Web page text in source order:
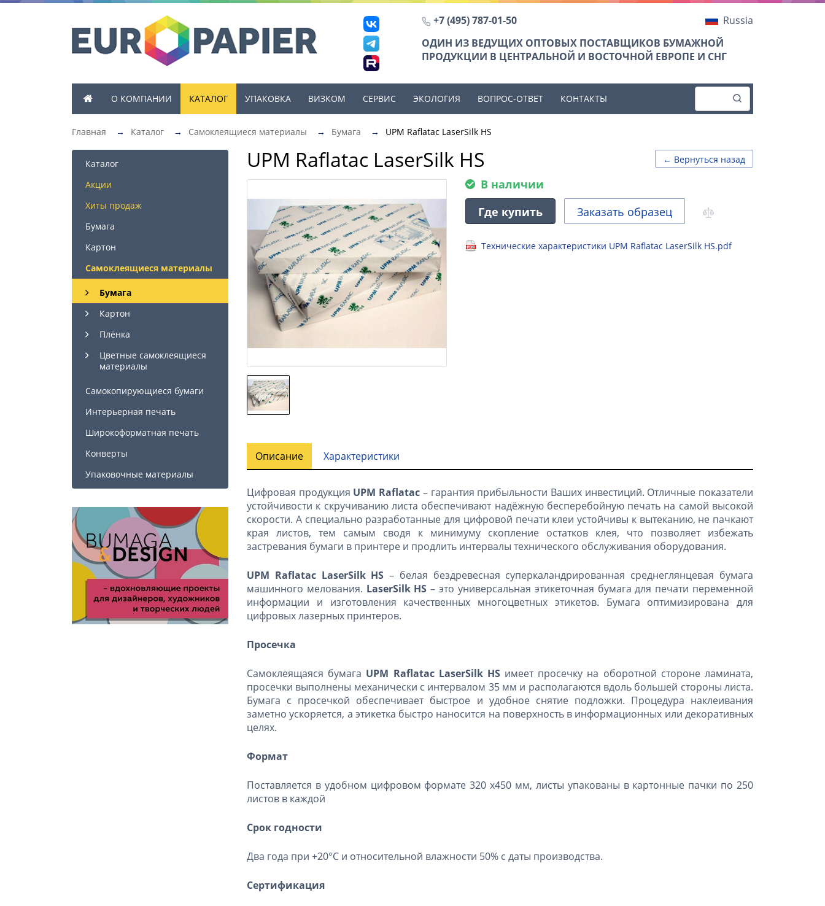
+7 (495) 787-01-50
Russia
ОДИН ИЗ ВЕДУЩИХ ОПТОВЫХ ПОСТАВЩИКОВ БУМАЖНОЙ
ПРОДУКЦИИ В ЦЕНТРАЛЬНОЙ И ВОСТОЧНОЙ ЕВРОПЕ И СНГ
О КОМПАНИИ КАТАЛОГ УПАКОВКА ВИЗКОМ СЕРВИС ЭКОЛОГИЯ ВОПРОС-ОТВЕТ КОНТАКТЫ
Главная → Каталог → Самоклеящиеся материалы → Бумага → UPM Raflatac LaserSilk HS
Каталог
Акции
Хиты продаж
Бумага
Картон
Самоклеящиеся материалы
Бумага
Картон
Плёнка
Цветные cамоклеящиеся
материалы
Самокопирующиеся бумаги
Интерьерная печать
Широкоформатная печать
Конверты
Упаковочные материалы
← Вернуться назад
UPM Raflatac LaserSilk HS
В наличии
Где купить
Заказать образец
Технические характеристики UPM Raflatac LaserSilk HS.pdf
Описание Характеристики
Цифровая продукция UPM Raflatac – гарантия прибыльности Ваших инвестиций. Отличные показатели
устойчивости к скручиванию листа обеспечивают надёжную бесперебойную печать на самой высокой
скорости. А специально разработанные для цифровой печати клеи устойчивы к вытеканию, не пачкают
края листов, тем самым сводя к минимуму скопление остатков клея, что позволяет избежать
застревания бумаги в принтере и продлить интервалы технического обслуживания оборудования.
UPM Raflatac LaserSilk HS– белая бездревесная суперкаландрированная среднеглянцевая бумага
машинного мелования. LaserSilk HS – это универсальная этикеточная бумага для печати переменной
информации и изготовления качественных многоцветных этикетов. Бумага оптимизирована для
цифровых лазерных принтеров.
Просечка
Самоклеящаяся бумага UPM Raflatac LaserSilk HSимеет просечку на оборотной стороне ламината,
просечки выполнены механически с интервалом 35 мм и располагаются вдоль большей стороны листа.
Бумага с просечкой обеспечивает быстрое и удобное снятие подложки. Процедура наклеивания
заметно ускоряется, а этикетка быстро наносится на поверхность в информационных или декоративных
целях.
Формат
Поставляется в удобном цифровом формате 320 х450 мм, листы упакованы в картонные пачки по 250
листов в каждой
Срок годности
Два года при +20°C и относительной влажности 50% с даты производства.
Сертификация